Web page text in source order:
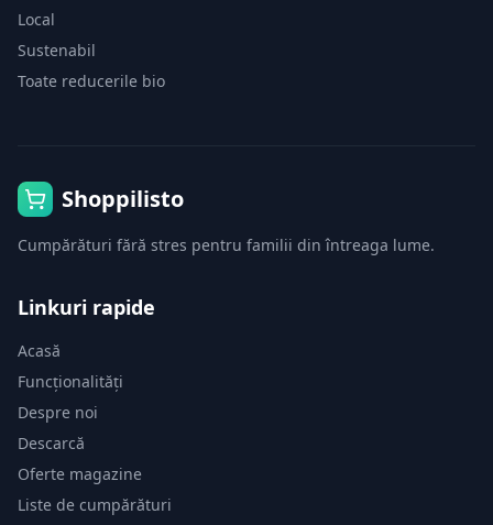
Local
Sustenabil
Toate reducerile bio
Shoppilisto
Cumpărături fără stres pentru familii din întreaga lume.
Linkuri rapide
Acasă
Funcționalități
Despre noi
Descarcă
Oferte magazine
Liste de cumpărături